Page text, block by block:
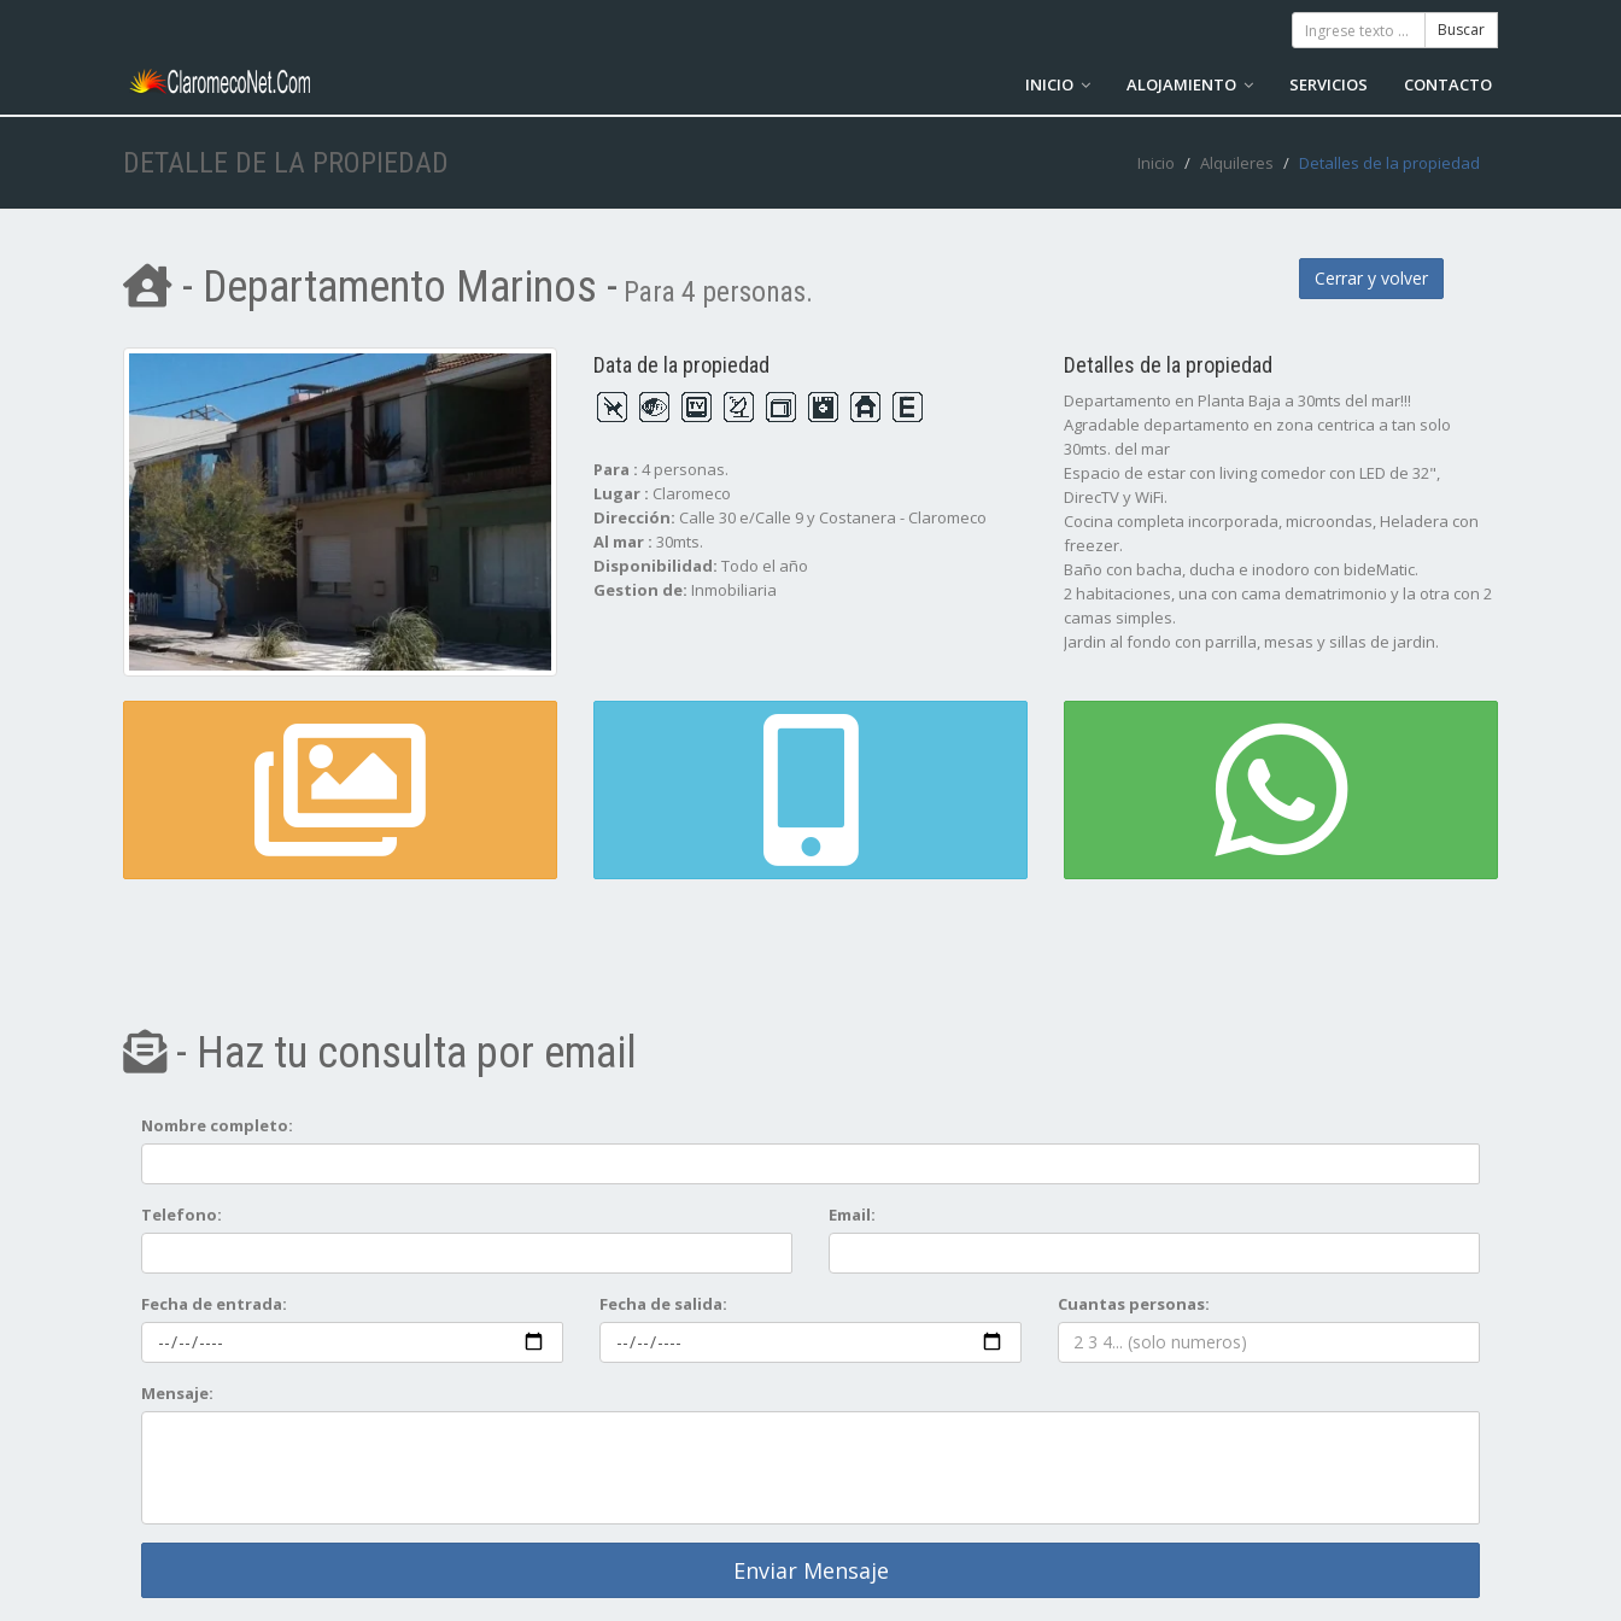
INICIO ALOJAMIENTO SERVICIOS CONTACTO
DETALLE DE LA PROPIEDAD Inicio Alquileres Detalles de la propiedad
- Departamento Marinos - Para 4 personas. Cerrar y volver
Data de la propiedad
Para : 4 personas.
Lugar : Claromeco
Dirección: Calle 30 e/Calle 9 y Costanera - Claromeco
Al mar : 30mts.
Disponibilidad: Todo el año
Gestion de: Inmobiliaria
Detalles de la propiedad
Departamento en Planta Baja a 30mts del mar!!!
Agradable departamento en zona centrica a tan solo
30mts. del mar
Espacio de estar con living comedor con LED de 32",
DirecTV y WiFi.
Cocina completa incorporada, microondas, Heladera con
freezer.
Baño con bacha, ducha e inodoro con bideMatic.
2 habitaciones, una con cama dematrimonio y la otra con 2
camas simples.
Jardin al fondo con parrilla, mesas y sillas de jardin.
- Haz tu consulta por email
Nombre completo:
Telefono: Email:
Fecha de entrada: Fecha de salida: Cuantas personas:
Mensaje:
Enviar Mensaje